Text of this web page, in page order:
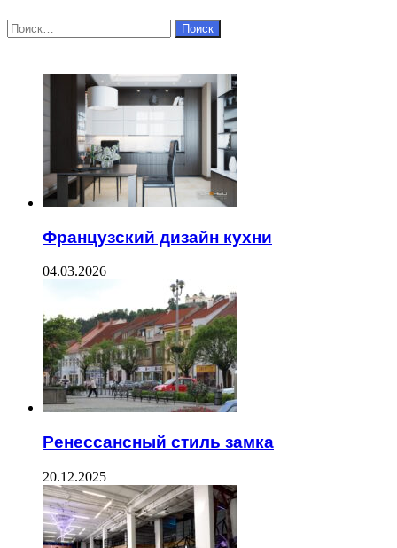
Найти:
Французский дизайн кухни
04.03.2026
Ренессансный стиль замка
20.12.2025